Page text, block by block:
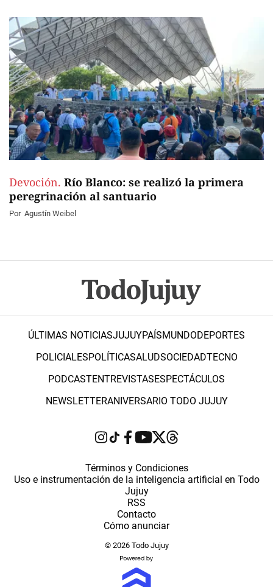
Devoción. Río Blanco: se realizó la primera
peregrinación al santuario
Por Agustín Weibel
ÚLTIMAS NOTICIASJUJUYPAÍSMUNDODEPORTES
POLICIALESPOLÍTICASALUDSOCIEDADTECNO
PODCASTENTREVISTASESPECTÁCULOS
NEWSLETTERANIVERSARIO TODO JUJUY
Términos y Condiciones
Uso e instrumentación de la inteligencia artificial en Todo
Jujuy
RSS
Contacto
Cómo anunciar
© 2026 Todo Jujuy